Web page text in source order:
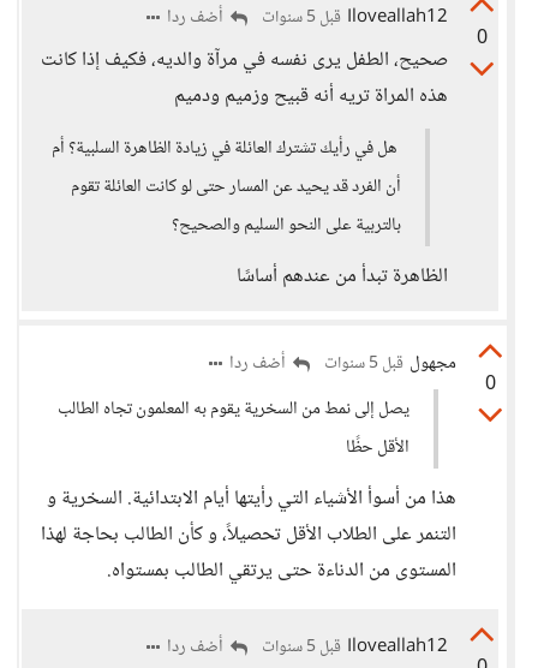
0
Iloveallah12 قبل 5 سنوات أضف ردا
صحيح، الطفل يرى نفسه في مرآة والديه، فكيف إذا كانت
هذه المراة تريه أنه قبيح وزميم ودميم
هل في رأيك تشترك العائلة في زيادة الظاهرة السلبية؟ أم
أن الفرد قد يحيد عن المسار حتى لو كانت العائلة تقوم
بالتربية على النحو السليم والصحيح؟
الظاهرة تبدأ من عندهم أساسًا
0
مجهول قبل 5 سنوات
أضف ردا
يصل إلى نمط من السخرية يقوم به المعلمون تجاه الطالب
الأقل حظًا
هذا من أسوأ الأشياء التي رأيتها أيام الابتدائية. السخرية و
التنمر على الطلاب الأقل تحصيلاً، و كأن الطالب بحاجة لهذا
المستوى من الدناءة حتى يرتقي الطالب بمستواه.
Iloveallah12 قبل 5 سنوات أضف ردا